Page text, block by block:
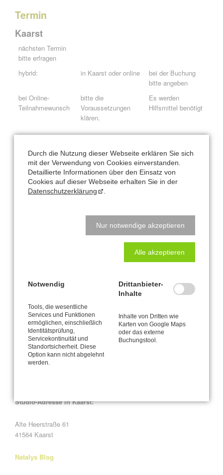
Termin
Kaarst
nächsten Termin
bitte erfragen
hybrid:
in Kaarst oder online
bei der Buchung
bitte angeben
bei Online-
Teilnahmewunsch
bitte die
Voraussetzungen
klären.
Es werden
Hilfsmittel benötigt
Konditionen:
Kursgebühr für 90 Minuten: 55 €
Abmeldungen spätestens 1 Woche vorher. Bei späterer Abmeldung
Büro und Postanschrift
CANTIENICA®-STUDIO Nataly Leufgen
Kaarst – Düsseldorf
Studio-Adresse in Kaarst:
Alte Heerstraße 61
41564 Kaarst
Natalys Blog
Durch die Nutzung dieser Webseite erklären Sie sich
mit der Verwendung von Cookies einverstanden.
Detaillierte Informationen über den Einsatz von
Cookies auf dieser Webseite erhalten Sie in der
Datenschutzerklärung
Nur notwendige akzeptieren
Alle akzeptieren
Notwendig
Tools, die wesentliche
Services und Funktionen
ermöglichen, einschließlich
Identitätsprüfung,
Servicekontinuität und
Standortsicherheit. Diese
Option kann nicht abgelehnt
werden.
Drittanbieter-
Inhalte
Inhalte von Dritten wie
Karten von Google Maps
oder das externe
Buchungstool.